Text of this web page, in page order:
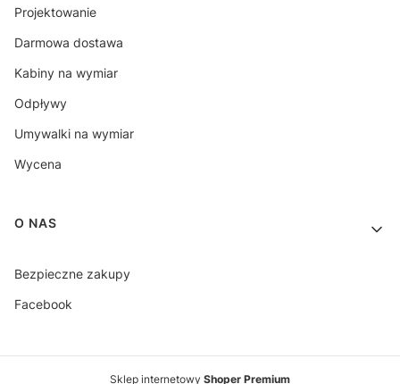
Projektowanie
Darmowa dostawa
Kabiny na wymiar
Odpływy
Umywalki na wymiar
Wycena
O NAS
Bezpieczne zakupy
Facebook
Sklep internetowy Shoper Premium